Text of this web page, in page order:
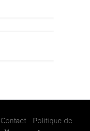
Contact - Politique de